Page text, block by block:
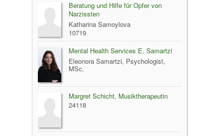
Beratung und Hilfe für Opfer von
Narzissten
Katharina Samoylova
10719
Mental Health Services E. Samartzi
Eleonora Samartzi, Psychologist,
MSc,
Margret Schicht, Musiktherapeutin
24118